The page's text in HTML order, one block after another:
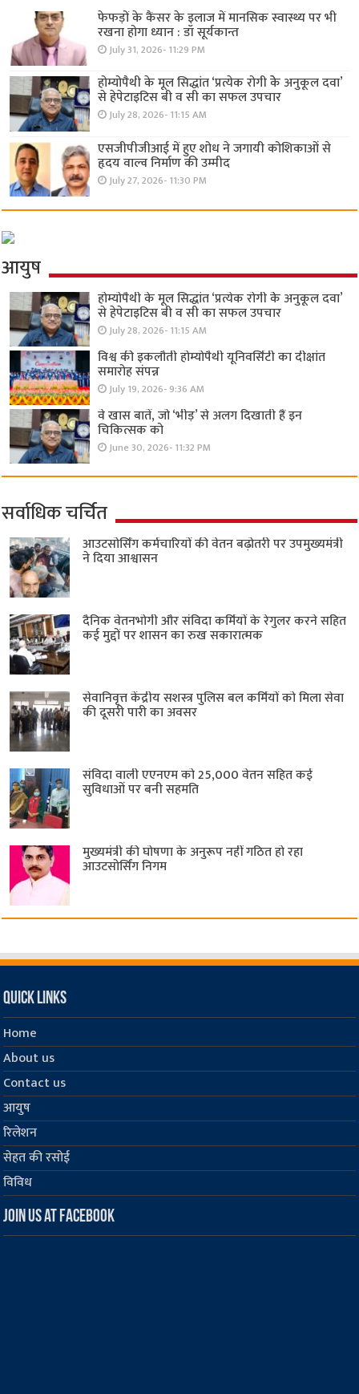
फेफड़ों के कैंसर के इलाज में मानसिक स्वास्थ्य पर भी
रखना होगा ध्यान : डॉ सूर्यकान्त
July 31, 2026- 11:29 PM
होम्योपैथी के मूल सिद्धांत ‘प्रत्येक रोगी केे अनुकूल दवा’
से हेपेटाइटिस बी व सी का सफल उपचार
July 28, 2026- 11:15 AM
एसजीपीजीआई में हुए शोध ने जगायी कोशिकाओं से
हृदय वाल्व निर्माण की उम्मीद
July 27, 2026- 11:30 PM
आयुष
होम्योपैथी के मूल सिद्धांत ‘प्रत्येक रोगी केे अनुकूल दवा’
से हेपेटाइटिस बी व सी का सफल उपचार
July 28, 2026- 11:15 AM
विश्व की इकलौती होम्योपैथी यूनिवर्सिटी का दीक्षांत
समारोह संपन्न
July 19, 2026- 9:36 AM
वे खास बातें, जो ‘भीड़’ से अलग दिखाती हैं इन
चिकित्सक को
June 30, 2026- 11:32 PM
सर्वाधिक चर्चित
आउटसोर्सिंग कर्मचारियों की वेतन बढ़ोतरी पर उपमुख्यमंत्री
ने दिया आश्वासन
दैनिक वेतनभोगी और संविदा कर्मियों के रेगुलर करने सहित
कई मुद्दों पर शासन का रुख सकारात्मक
सेवानिवृत्त केंद्रीय सशस्त्र पुलिस बल ​कर्मियों को मिला सेवा
की दूसरी पारी का अवसर
संविदा वाली एएनएम को 25,000 वेतन सहित कई
सुविधाओं पर बनी सहमति
मुख्यमंत्री की घोषणा के अनुरूप नहीं गठित हो रहा
आउटसोर्सिंग निगम
Quick Links
Home
About us
Contact us
आयुष
रिलेशन
सेहत की रसोई
विविध
Join us at Facebook